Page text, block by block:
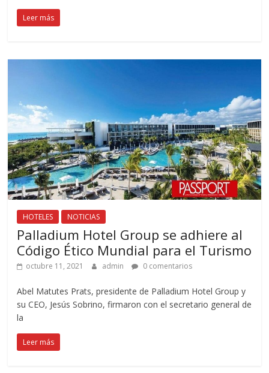
Leer más
HOTELES NOTICIAS
Palladium Hotel Group se adhiere al
Código Ético Mundial para el Turismo
octubre 11, 2021 admin 0 comentarios
Abel Matutes Prats, presidente de Palladium Hotel Group y
su CEO, Jesús Sobrino, firmaron con el secretario general de
la
Leer más